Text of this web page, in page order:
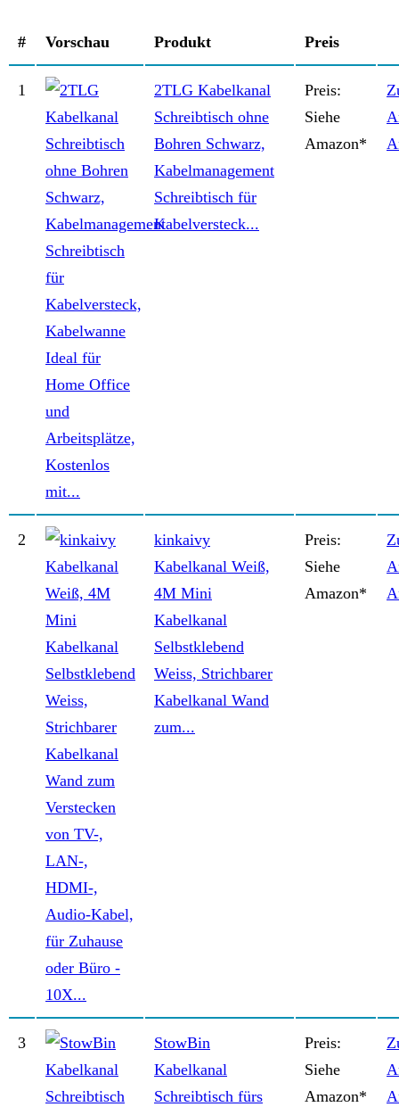
# Vorschau Produkt Preis
1
2TLG Kabelkanal
Schreibtisch ohne
Bohren Schwarz,
Kabelmanagement
Schreibtisch für
Kabelversteck...
Preis:
Siehe
Amazon*
2
kinkaivy
Kabelkanal Weiß,
4M Mini
Kabelkanal
Selbstklebend
Weiss, Strichbarer
Kabelkanal Wand
zum...
Preis:
Siehe
Amazon*
3
StowBin
Kabelkanal
Schreibtisch fürs
Preis:
Siehe
Amazon*